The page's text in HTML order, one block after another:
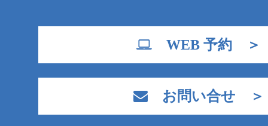
WEB 予約 ＞
お問い合せ ＞